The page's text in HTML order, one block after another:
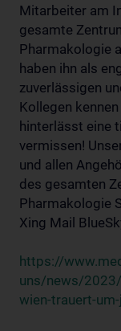
Mitarbeiter am
gesamte
Pharmakologie
haben ihn als
zuverlässigen
Kollegen
hinterlässt eine
vermissen!
und allen
des gesamten
Pharmakologie
Xing Mail
https://
uns/news/
wien-trauert-